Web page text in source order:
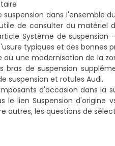
dans l'ensemble
de consulter du matériel
Système de suspension
typiques et des bonnes
une modernisation de la
de suspension
suspension et rotules Audi.
d'occasion dans
le lienSuspension d'origine
autres, les questions de